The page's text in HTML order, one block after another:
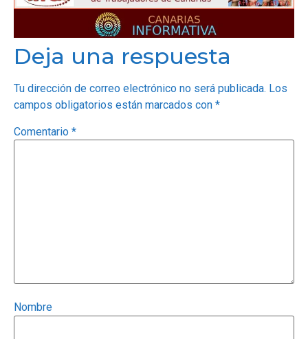
Deja una respuesta
Tu dirección de correo electrónico no será publicada. Los
campos obligatorios están marcados con *
Comentario *
Nombre